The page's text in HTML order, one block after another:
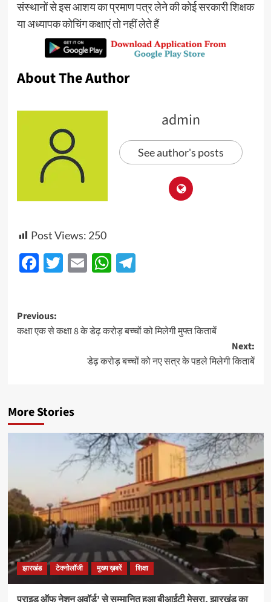
संस्थानों से इस आशय का प्रमाण पत्र लेने की कोई सरकारी शिक्षक
या अध्यापक कोचिंग कक्षाएं तो नहीं लेते हैं
About The Author
admin
See author's posts
Post Views: 250
Facebook
Twitter
EmailWhatsApp
Telegram
Post
navigation
Previous:
कक्षा एक से कक्षा 8 के डेढ़ करोड़ बच्चों को मिलेगी मुफ्त किताबें
Next:
डेढ़ करोड़ बच्चों को नए सत्र के पहले मिलेगी किताबें
More Stories
झारखंड टेक्नोलॉजी मुख्य ख़बरें शिक्षा